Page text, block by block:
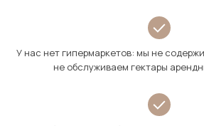
У нас нет гипермаркетов: мы не
не обслуживаем гектары